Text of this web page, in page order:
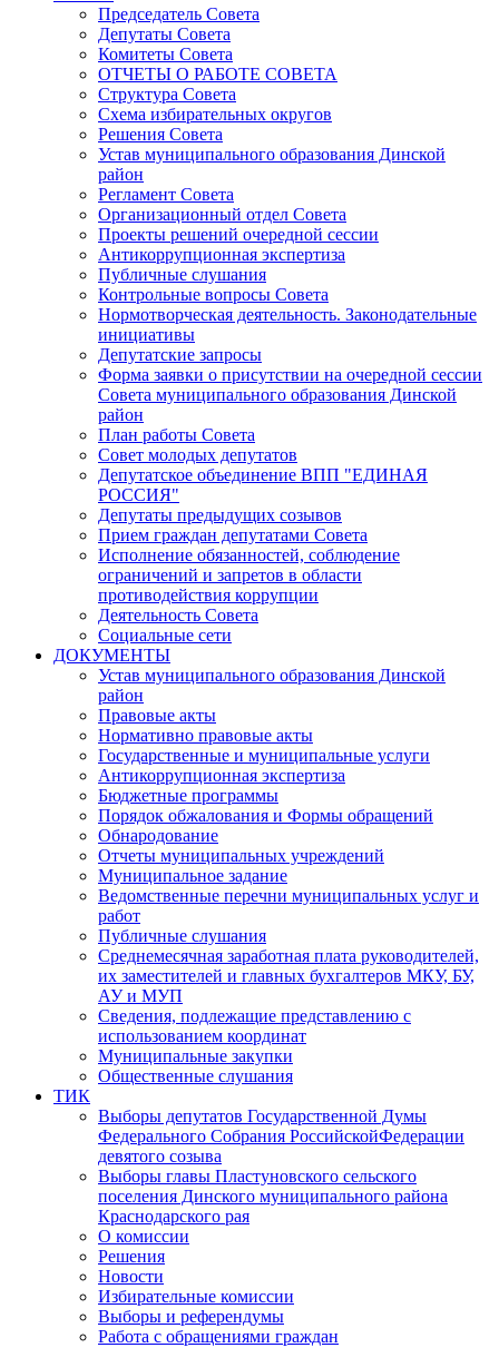
Председатель Совета
Депутаты Совета
Комитеты Совета
ОТЧЕТЫ О РАБОТЕ СОВЕТА
Структура Совета
Схема избирательных округов
Решения Совета
Устав муниципального образования Динской
район
Регламент Совета
Организационный отдел Совета
Проекты решений очередной сессии
Антикоррупционная экспертиза
Публичные слушания
Контрольные вопросы Совета
Нормотворческая деятельность. Законодательные
инициативы
Депутатские запросы
Форма заявки о присутствии на очередной сессии
Совета муниципального образования Динской
район
План работы Совета
Совет молодых депутатов
Депутатское объединение ВПП "ЕДИНАЯ
РОССИЯ"
Депутаты предыдущих созывов
Прием граждан депутатами Совета
Исполнение обязанностей, соблюдение
ограничений и запретов в области
противодействия коррупции
Деятельность Совета
Социальные сети
ДОКУМЕНТЫ
Устав муниципального образования Динской
район
Правовые акты
Нормативно правовые акты
Государственные и муниципальные услуги
Антикоррупционная экспертиза
Бюджетные программы
Порядок обжалования и Формы обращений
Обнародование
Отчеты муниципальных учреждений
Муниципальное задание
Ведомственные перечни муниципальных услуг и
работ
Публичные слушания
Среднемесячная заработная плата руководителей,
их заместителей и главных бухгалтеров МКУ, БУ,
АУ и МУП
Сведения, подлежащие представлению с
использованием координат
Муниципальные закупки
Общественные слушания
ТИК
Выборы депутатов Государственной Думы
Федерального Собрания РоссийскойФедерации
девятого созыва
Выборы главы Пластуновского сельского
поселения Динского муниципального района
Краснодарского рая
О комиссии
Решения
Новости
Избирательные комиссии
Выборы и референдумы
Работа с обращениями граждан